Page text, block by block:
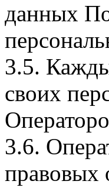
данных
3.5.
своих
3.6.
правовых